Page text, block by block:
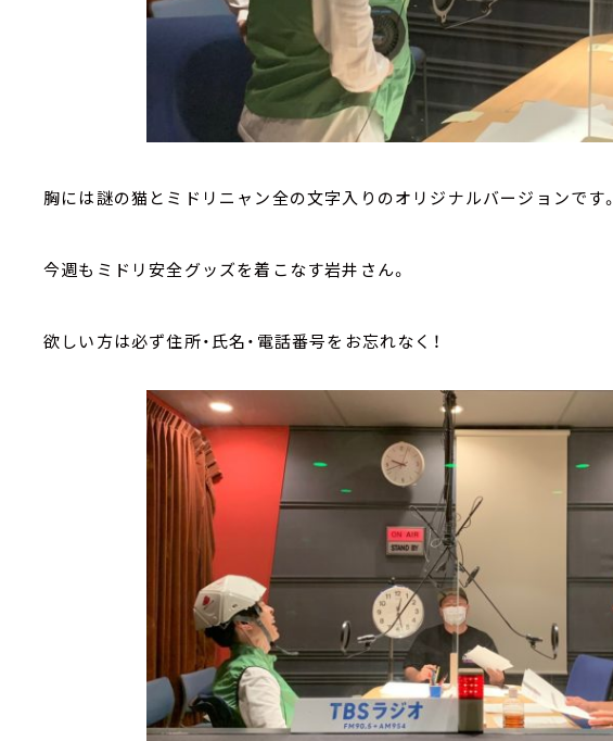
胸には謎の猫とミドリニャン全の文字入りのオリジナルバージョンです。
今週もミドリ安全グッズを着こなす岩井さん。
欲しい方は必ず住所・氏名・電話番号をお忘れなく！